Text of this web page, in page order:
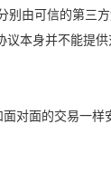
别由可信的第三
议本身并不能提供
对面的交易一样